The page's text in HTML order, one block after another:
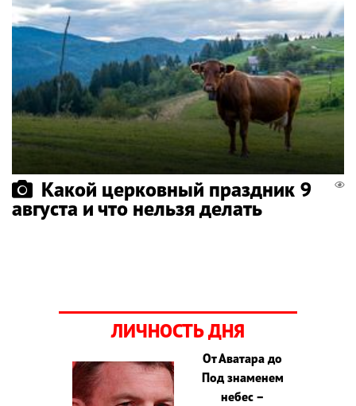
Какой церковный праздник 9
августа и что нельзя делать
ЛИЧНОСТЬ ДНЯ
От Аватара до
Под знаменем
небес –